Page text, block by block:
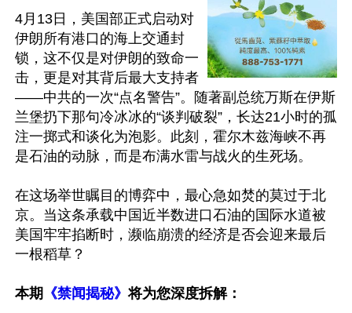
4月13日，美国部正式启动对
伊朗所有港口的海上交通封
锁，这不仅是对伊朗的致命一
击，更是对其背后最大支持者
——中共的一次“点名警告”。随著副总统万斯在伊斯
兰堡扔下那句冷冰冰的“谈判破裂”，长达21小时的孤
注一掷式和谈化为泡影。此刻，霍尔木兹海峡不再
是石油的动脉，而是布满水雷与战火的生死场。
在这场举世瞩目的博弈中，最心急如焚的莫过于北
京。当这条承载中国近半数进口石油的国际水道被
美国牢牢掐断时，濒临崩溃的经济是否会迎来最后
一根稻草？
本期 《禁闻揭秘》将为您深度拆解：